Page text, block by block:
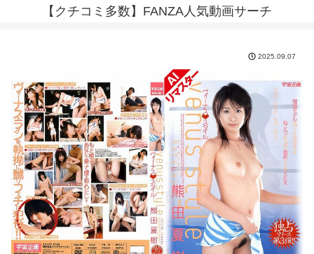
【クチコミ多数】FANZA人気動画サーチ
2025.09.07